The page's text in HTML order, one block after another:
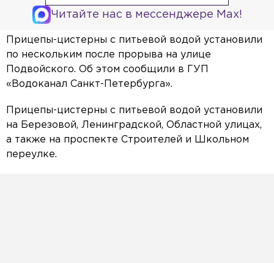
Читайте нас в мессенджере Max!
Прицепы-цистерны с питьевой водой установили
по нескольким после прорыва на улице
Подвойского. Об этом сообщили в ГУП
«Водоканал Санкт-Петербурга».
Прицепы-цистерны с питьевой водой установили
на Березовой, Ленинградской, Областной улицах,
а также на проспекте Строителей и Школьном
переулке.